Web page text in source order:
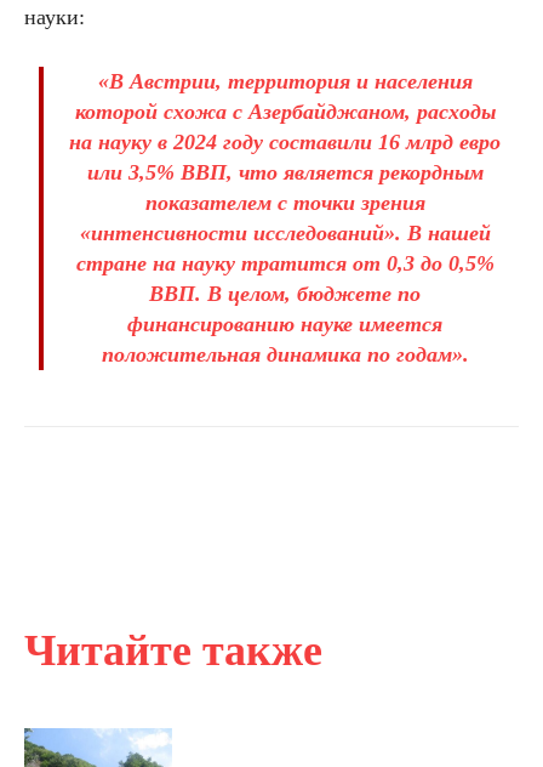
Читайте также
науки:
«В Австрии, территория и населения
которой схожа с Азербайджаном, расходы
на науку в 2024 году составили 16 млрд евро
или 3,5% ВВП, что является рекордным
показателем с точки зрения
«интенсивности исследований». В нашей
стране на науку тратится от 0,3 до 0,5%
ВВП. В целом, бюджете по
финансированию науке имеется
положительная динамика по годам».